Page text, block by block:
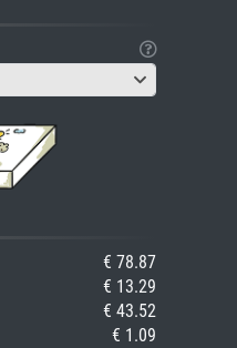
€ 78.87
€ 13.29
€ 43.52
€ 1.09